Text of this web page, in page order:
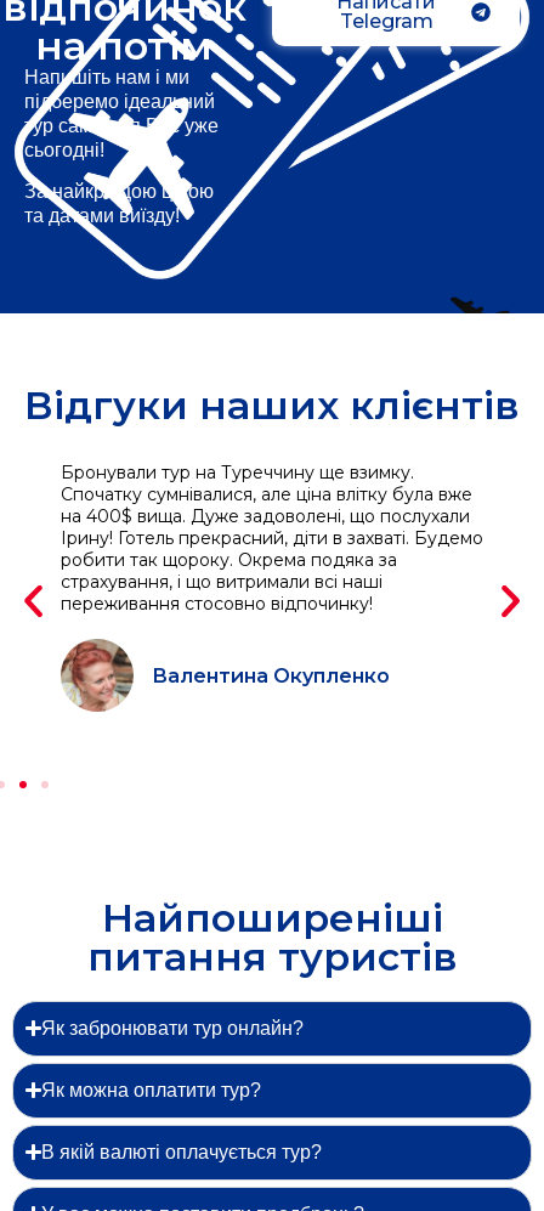
на потім
Напишіть нам і ми
підберемо ідеальний
тур саме для Вас уже
сьогодні!
За найкращою ціною
та датами виїзду!
Telegram
Відгуки наших клієнтів
Бронували тур на Туреччину ще взимку.
Спочатку сумнівалися, але ціна влітку була вже
на 400$ вища. Дуже задоволені, що послухали
Ірину! Готель прекрасний, діти в захваті. Будемо
робити так щороку. Окрема подяка за
страхування, і що витримали всі наші
переживання стосовно відпочинку!
Валентина Окупленко
Найпоширеніші
питання туристів
Як забронювати тур онлайн?
Як можна оплатити тур?
В якій валюті оплачується тур?